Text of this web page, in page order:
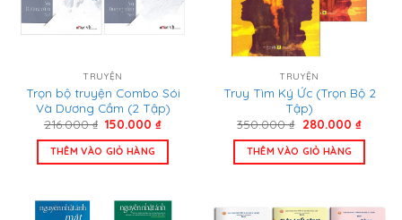
TRUYỆN
Trọn bộ truyện Combo Sói
Và Dương Cầm (2 Tập)
216.000₫ Giá
là:
216.000 ₫.
150.000₫Giá
THÊM VÀO GIỎ HÀNG
TRUYỆN
Truy Tìm Ký Ức (Trọn Bộ 2
Tập)
350.000₫ Giá
là:
350.000 ₫.
280.000 ₫Giá
THÊM VÀO GIỎ HÀNG